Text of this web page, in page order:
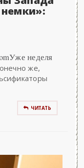
неделя
же,
ЧИТАТЬ